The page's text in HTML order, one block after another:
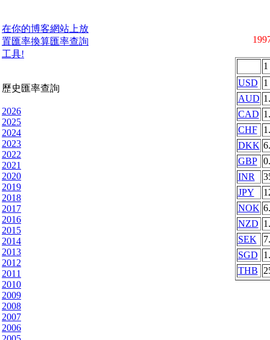
在你的博客網站上放
置匯率換算匯率查詢
工具!
歷史匯率查詢
2026
2025
2024
2023
2022
2021
2020
2019
2018
2017
2016
2015
2014
2013
2012
2011
2010
2009
2008
2007
2006
1
USD
1
AUD
CAD
CHF
DKK
GBP
INR
JPY
NOK
NZD
SEK
SGD
THB